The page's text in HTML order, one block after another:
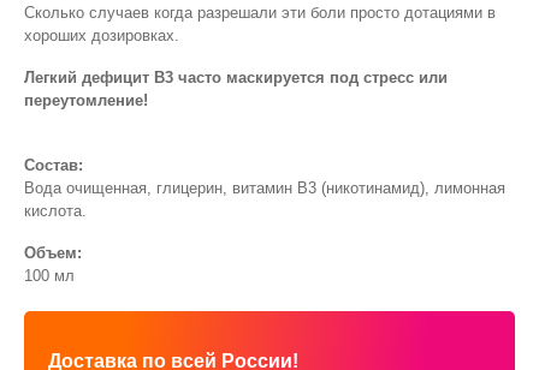
Сколько случаев когда разрешали эти боли просто дотациями в
хороших дозировках.
Легкий дефицит B3 часто маскируется под стресс или
переутомление!
Состав:
Вода очищенная, глицерин, витамин В3 (никотинамид), лимонная
кислота.
Объем:
100 мл
Доставка по всей России!